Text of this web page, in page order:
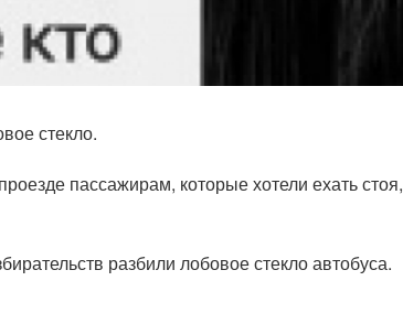
стекло.
пассажирам, которые хотели ехать стоя,
разбили лобовое стекло автобуса.